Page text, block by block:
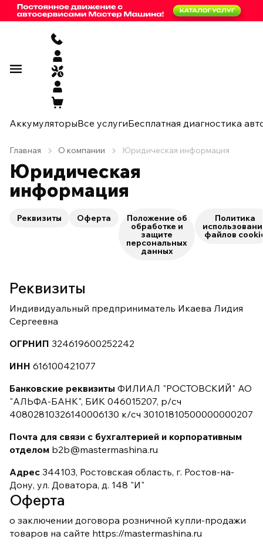
АккумуляторыВсе услугиБесплатная диагностика
Главная О компании Юридическая информация
Юридическая
информация
Реквизиты Оферта Положение об
обработке и
защите
персональных
данных
Политика
файлов
Реквизиты
Индивидуальный предприниматель Икаева Лидия
Сергеевна
ОГРНИП 324619600252242
ИНН 616100421077
Банковские реквизиты ФИЛИАЛ "РОСТОВСКИЙ" АО
"АЛЬФА-БАНК", БИК 046015207, р/сч
40802810326140006130 к/сч 30101810500000000207
Почта для связи с бухгалтерией и корпоративным
отделом b2b@mastermashina.ru
Адрес 344103, Ростовская область, г. Ростов-на-
Дону, ул. Доватора, д. 148 "И"
Оферта
о заключении договора розничной купли-продажи
товаров на сайте https://mastermashina.ru